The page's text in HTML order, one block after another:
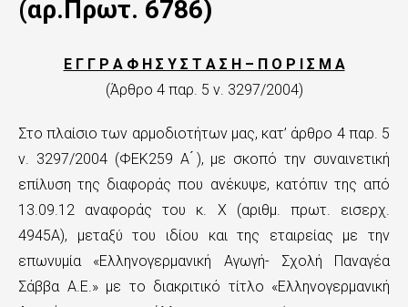
(αρ.Πρωτ. 6786)
Ε Γ Γ Ρ Α Φ Η Σ Υ Σ Τ Α Σ Η – Π Ο Ρ Ι Σ Μ Α
(Άρθρο 4 παρ. 5 ν. 3297/2004)
Στο πλαίσιο των αρμοδιοτήτων μας, κατ’ άρθρο 4 παρ. 5
ν. 3297/2004 (ΦΕΚ259 Α ́), με σκοπό την συναινετική
επίλυση της διαφοράς που ανέκυψε, κατόπιν της από
13.09.12 αναφοράς του κ. Χ (αριθμ. πρωτ. εισερχ.
4945Α), μεταξύ του ιδίου και της εταιρείας με την
επωνυμία «Ελληνογερμανική Αγωγή- Σχολή Παναγέα
Σάββα Α.Ε.» με το διακριτικό τίτλο «Ελληνογερμανική